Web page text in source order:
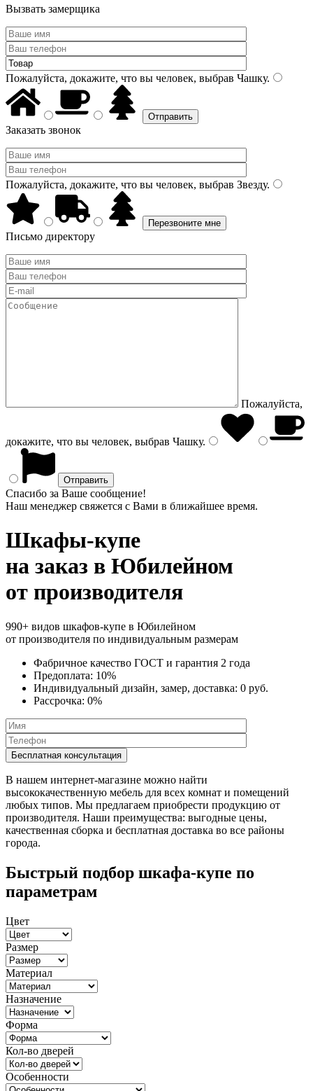
Вызвать замерщика
Пожалуйста, докажите, что вы человек, выбрав Чашку.
Заказать звонок
Пожалуйста, докажите, что вы человек, выбрав Звезду.
Письмо директору
Пожалуйста,
докажите, что вы человек, выбрав Чашку.
Спасибо за Ваше сообщение!
Наш менеджер свяжется с Вами в ближайшее время.
Шкафы-купе
на заказ в Юбилейном
от производителя
990+ видов шкафов-купе в Юбилейном
от производителя по индивидуальным размерам
Фабричное качество ГОСТ и гарантия 2 года
Предоплата: 10%
Индивидуальный дизайн, замер, доставка: 0 руб.
Рассрочка: 0%
В нашем интернет-магазине можно найти
высококачественную мебель для всех комнат и помещений
любых типов. Мы предлагаем приобрести продукцию от
производителя. Наши преимущества: выгодные цены,
качественная сборка и бесплатная доставка во все районы
города.
Быстрый подбор шкафа-купе по
параметрам
Цвет
Размер
Материал
Назначение
Форма
Кол-во дверей
Особенности